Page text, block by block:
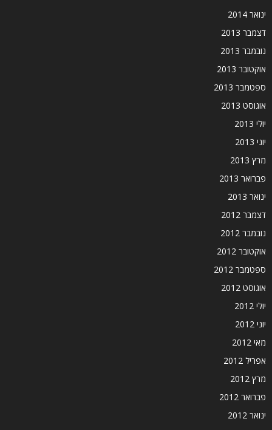
ינואר 2014
דצמבר 2013
נובמבר 2013
אוקטובר 2013
ספטמבר 2013
אוגוסט 2013
יולי 2013
יוני 2013
מרץ 2013
פברואר 2013
ינואר 2013
דצמבר 2012
נובמבר 2012
אוקטובר 2012
ספטמבר 2012
אוגוסט 2012
יולי 2012
יוני 2012
מאי 2012
אפריל 2012
מרץ 2012
פברואר 2012
ינואר 2012